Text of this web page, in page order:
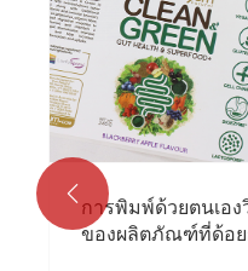
ดูเพิ่มเติม >>
